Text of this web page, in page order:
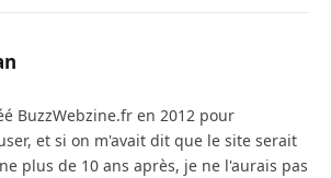
BuzzWebzine.fr en 2012 pour
et si on m'avait dit que le site serait
plus de 10 ans après, je ne l'aurais pas